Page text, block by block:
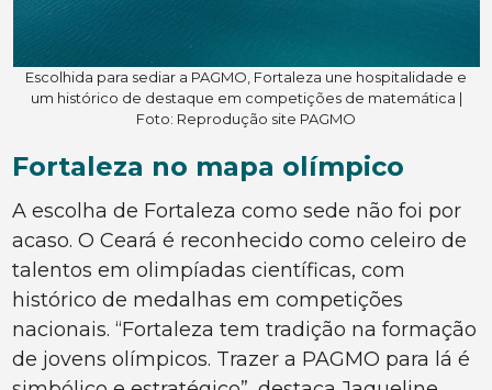
Escolhida para sediar a PAGMO, Fortaleza une hospitalidade e
um histórico de destaque em competições de matemática |
Foto: Reprodução site PAGMO
Fortaleza no mapa olímpico
A escolha de Fortaleza como sede não foi por
acaso. O Ceará é reconhecido como celeiro de
talentos em olimpíadas científicas, com
histórico de medalhas em competições
nacionais. “Fortaleza tem tradição na formação
de jovens olímpicos. Trazer a PAGMO para lá é